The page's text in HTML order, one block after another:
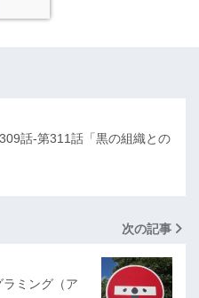
話-第311話「黒の組織との
次の記事
ラミング（ア